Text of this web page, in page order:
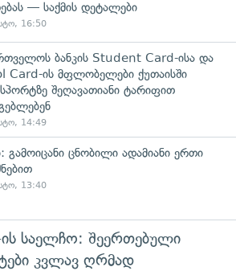
— საქმის დეტალები
16:50
ბანკის Student Card-ისა და
Card-ის მფლობელები ქუთაისში
შეღავათიანი ტარიფით
14:49
გამოიცანი ცნობილი ადამიანი ერთი
13:40
ის საელჩო: შეერთებული
კვლავ ღრმად